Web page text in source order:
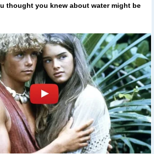
thought you knew about water might be